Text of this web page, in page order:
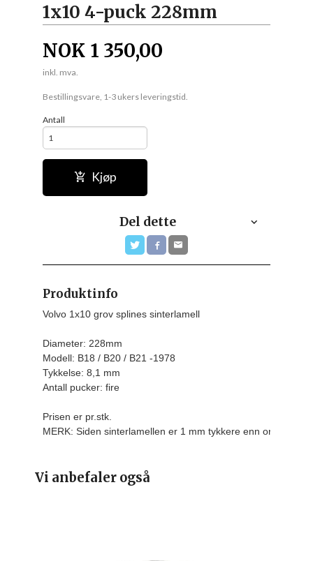
1x10 4-puck 228mm
NOK 1 350,00
inkl. mva.
Bestillingsvare, 1-3 ukers leveringstid.
Antall
Kjøp
Del dette
Produktinfo
Volvo 1x10 grov splines sinterlamell
Diameter: 228mm
Modell: B18 / B20 / B21 -1978
Tykkelse: 8,1 mm
Antall pucker: fire
Prisen er pr.stk.
MERK: Siden sinterlamellen er 1 mm tykkere enn
Vi anbefaler også